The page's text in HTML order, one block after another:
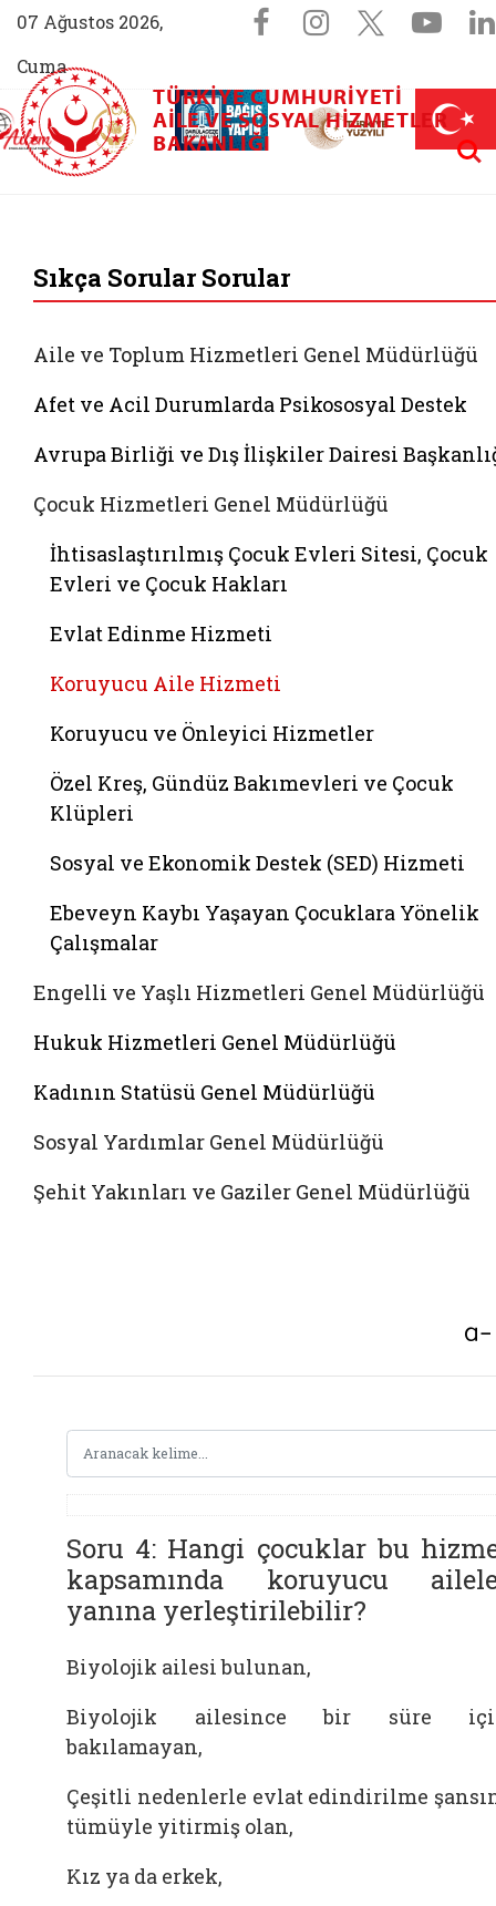
07 Ağustos 2026,
Cuma
Sosyal
Facebook
Instagram
X
Aile (yeni sekmede açılır)
AİLEM İletişim Merkezi (yeni sekmede açılır)
Aile ve Nüfus On Yılı (yeni sekmede açılır)
Darülaceze bağış sayfası (yeni
TÜRKIYE CUMHURIYETI
AILE VE SOSYAL HIZMETLER
BAKANLIĞI
Sıkça Sorular Sorular
Aile ve Toplum Hizmetleri Genel Müdürlüğü
Afet ve Acil Durumlarda Psikososyal Destek
Avrupa Birliği ve Dış İlişkiler Dairesi
Çocuk Hizmetleri Genel Müdürlüğü
İhtisaslaştırılmış Çocuk Evleri Sitesi, Çocuk
Evleri ve Çocuk Hakları
Evlat Edinme Hizmeti
Koruyucu Aile Hizmeti
Koruyucu ve Önleyici Hizmetler
Özel Kreş, Gündüz Bakımevleri ve Çocuk
Klüpleri
Sosyal ve Ekonomik Destek (SED) Hizmeti
Ebeveyn Kaybı Yaşayan Çocuklara Yönelik
Çalışmalar
Engelli ve Yaşlı Hizmetleri Genel Müdürlüğü
Hukuk Hizmetleri Genel Müdürlüğü
Kadının Statüsü Genel Müdürlüğü
Sosyal Yardımlar Genel Müdürlüğü
Şehit Yakınları ve Gaziler Genel Müdürlüğü
Soru 4: Hangi çocuklar bu
kapsamında koruyucu
yanına yerleştirilebilir?
Biyolojik ailesi bulunan,
Biyolojik ailesince bir süre
bakılamayan,
Çeşitli nedenlerle evlat edindirilme
tümüyle yitirmiş olan,
Kız ya da erkek,